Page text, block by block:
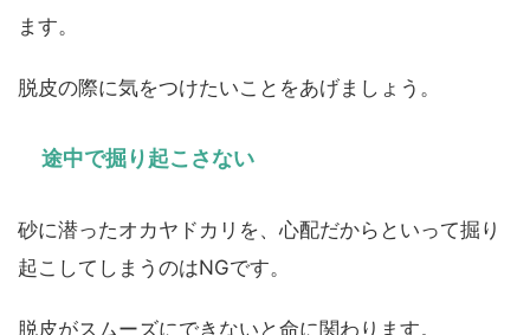
ます。
脱皮の際に気をつけたいことをあげましょう。
途中で掘り起こさない
砂に潜ったオカヤドカリを、心配だからといって掘り
起こしてしまうのはNGです。
脱皮がスムーズにできないと命に関わります。